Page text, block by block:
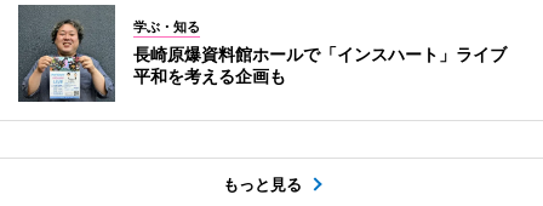
学ぶ・知る
長崎原爆資料館ホールで「インスハート」ライブ
平和を考える企画も
もっと見る